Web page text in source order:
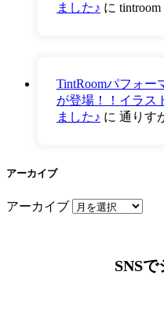
ました♪ に tintroom
TintRoomパフォー
が登場！！イラス
ました♪ に 通りす
アーカイブ
アーカイブ
SNSで